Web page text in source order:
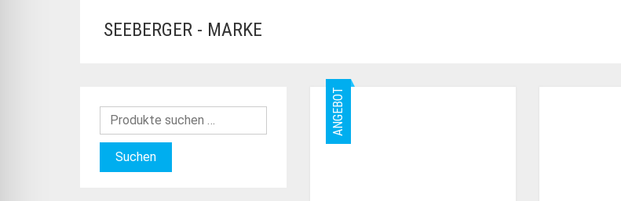
SEEBERGER - MARKE
ANGEBOT
Suchen